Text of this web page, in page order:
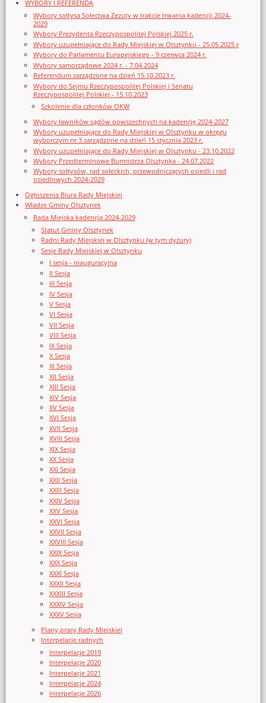
WYBORY I REFERENDA
Wybory sołtysa Sołectwa Zezuty w trakcie trwania kadencji 2024-
2029
Wybory Prezydenta Rzeczypospolitej Polskiej 2025 r.
Wybory uzupełniające do Rady Miejskiej w Olsztynku - 25.05.2025 r
Wybory do Parlamentu Europejskiego - 9 czerwca 2024 r.
Wybory samorządowe 2024 r. - 7.04.2024
Referendum zarządzone na dzień 15.10.2023 r.
Wybory do Sejmu Rzeczypospolitej Polskiej i Senatu
Rzeczypospolitej Polskiej - 15.10.2023
Szkolenie dla członków OKW
Wybory ławników sądów powszechnych na kadencję 2024-2027
Wybory uzupełniające do Rady Miejskiej w Olsztynku w okręgu
wyborczym nr 3 zarządzone na dzień 15 stycznia 2023 r.
Wybory uzupełniające do Rady Miejskiej w Olsztynku - 23.10.2022
Wybory Przedterminowe Burmistrza Olsztynka - 24.07.2022
Wybory sołtysów, rad sołeckich, przewodniczących osiedli i rad
osiedlowych 2024-2029
Ogłoszenia Biura Rady Miejskiej
Władze Gminy Olsztynek
Rada Miejska kadencja 2024-2029
Statut Gminy Olsztynek
Radni Rady Miejskiej w Olsztynku (w tym dyżury)
Sesje Rady Miejskiej w Olsztynku
I sesja - inauguracyjna
II Sesja
III Sesja
IV Sesja
V Sesja
VI Sesja
VII Sesja
VIII Sesja
IX Sesja
X Sesja
XI Sesja
XII Sesja
XIII Sesja
XIV Sesja
XV Sesja
XVI Sesja
XVII Sesja
XVIII Sesja
XIX Sesja
XX Sesja
XXI Sesja
XXII Sesja
XXIII Sesja
XXIV Sesja
XXV Sesja
XXVI Sesja
XXVII Sesja
XXVIII Sesja
XXIX Sesja
XXX Sesja
XXXI Sesja
XXXII Sesja
XXXIII Sesja
XXXIV Sesja
XXXV Sesja
Plany pracy Rady Miejskiej
Interpelacje radnych
Interpelacje 2019
Interpelacje 2020
Interpelacje 2021
Interpelacje 2024
Interpelacje 2026